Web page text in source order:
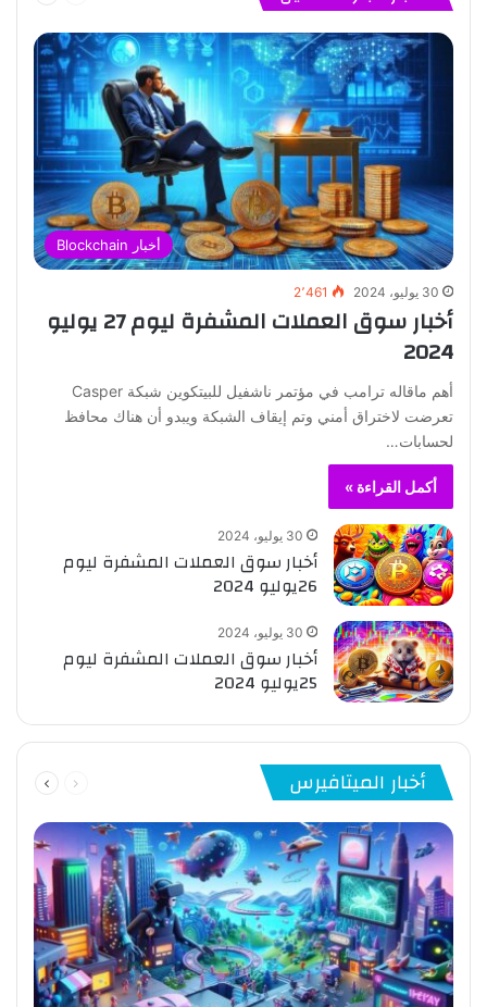
أخبار Blockchain
30 يوليو، 2024 2٬461
أخبار سوق العملات المشفرة ليوم 27 يوليو
2024
أهم ماقاله ترامب في مؤتمر ناشفيل للبيتكوين شبكة Casper
تعرضت لاختراق أمني وتم إيقاف الشبكة ويبدو أن هناك محافظ
لحسابات…
أكمل القراءة »
30 يوليو، 2024
أخبار سوق العملات المشفرة ليوم
26يوليو 2024
30 يوليو، 2024
أخبار سوق العملات المشفرة ليوم
25يوليو 2024
أخبار الميتافيرس
الصفحة